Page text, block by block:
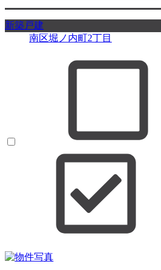
新築戸建
南区堀ノ内町2丁目